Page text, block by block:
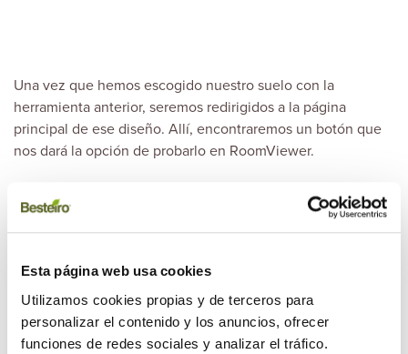
Esta página web usa cookies
Utilizamos cookies propias y de terceros para
personalizar el contenido y los anuncios, ofrecer
funciones de redes sociales y analizar el tráfico.
Una vez que hemos escogido nuestro suelo con la
herramienta anterior, seremos redirigidos a la página
principal de ese diseño. Allí, encontraremos un botón que
nos dará la opción de probarlo en RoomViewer.
La aplicación te dará dos opciones: seleccionar una de las
estancias predeterminadas del programa o subir tu propia
imagen, para que así la simulación sea mucho realista.